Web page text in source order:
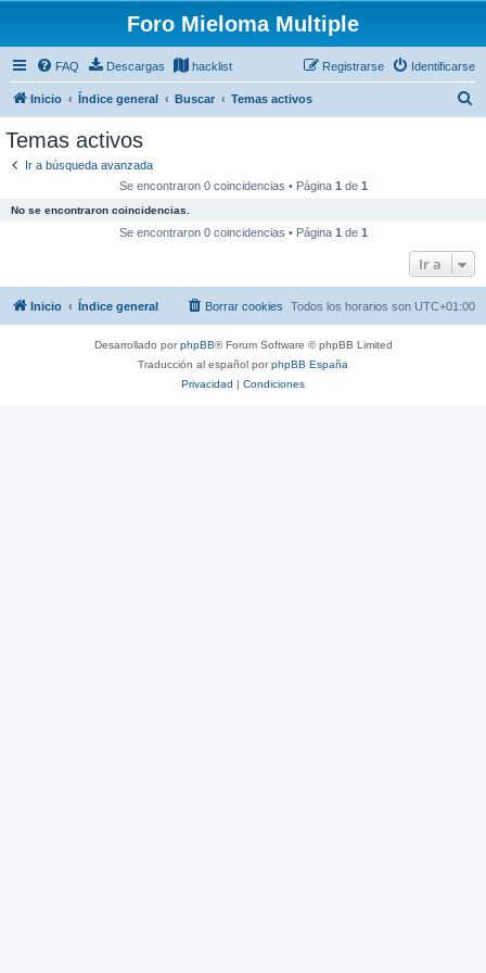
Foro Mieloma Multiple
FAQ Descargas hacklist Identificarse
Registrarse
Inicio Índice general Buscar Temas activos
Temas activos
Ir a búsqueda avanzada
Se encontraron 0 coincidencias • Página 1 de 1
No se encontraron coincidencias.
Se encontraron 0 coincidencias • Página 1 de 1
Ir a
Inicio Índice general Todos los horarios son UTC+01:00
Borrar cookies
Desarrollado porphpBB® Forum Software © phpBB Limited
Traducción al español porphpBB España
Privacidad | Condiciones